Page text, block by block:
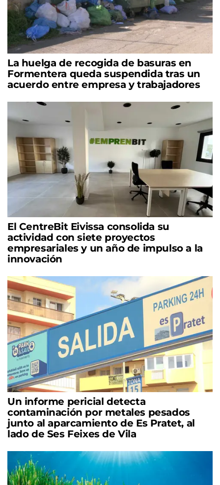
La huelga de recogida de basuras en
Formentera queda suspendida tras un
acuerdo entre empresa y trabajadores
El CentreBit Eivissa consolida su
actividad con siete proyectos
empresariales y un año de impulso a la
innovación
Un informe pericial detecta
contaminación por metales pesados
junto al aparcamiento de Es Pratet, al
lado de Ses Feixes de Vila